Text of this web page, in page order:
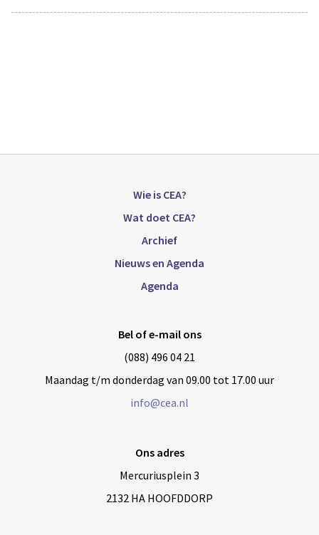
Wie is CEA?
Wat doet CEA?
Archief
Nieuws en Agenda
Agenda
Bel of e-mail ons
(088) 496 04 21
Maandag t/m donderdag van 09.00 tot 17.00 uur
info@cea.nl
Ons adres
Mercuriusplein 3
2132 HA HOOFDDORP